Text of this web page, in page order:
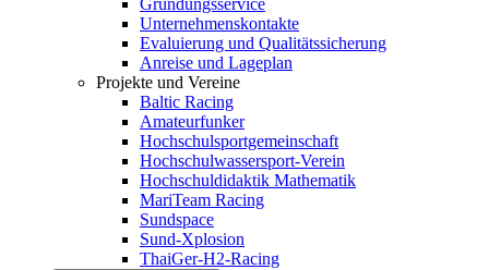
Gründungsservice
Unternehmenskontakte
Evaluierung und Qualitätssicherung
Anreise und Lageplan
Projekte und Vereine
Baltic Racing
Amateurfunker
Hochschulsportgemeinschaft
Hochschulwassersport-Verein
Hochschuldidaktik Mathematik
MariTeam Racing
Sundspace
Sund-Xplosion
ThaiGer-H2-Racing